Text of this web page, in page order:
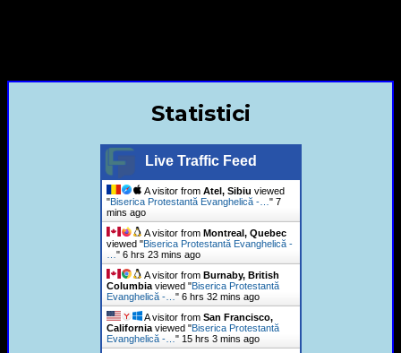
Statistici
Live Traffic Feed
A visitor from Atel, Sibiu viewed
"Biserica Protestantă Evanghelică -… " 7
mins ago
A visitor from Montreal, Quebec
viewed "Biserica Protestantă Evanghelică -
" 6 hrs 23 mins ago
A visitor from Burnaby, British
Columbiaviewed "Biserica Protestantă
Evanghelică -… " 6 hrs 32 mins ago
A visitor from San Francisco,
Californiaviewed "Biserica Protestantă
Evanghelică -… " 15 hrs 3 mins ago